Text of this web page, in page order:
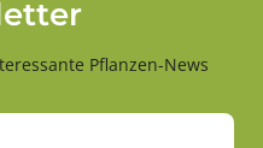
Pflanzen-News